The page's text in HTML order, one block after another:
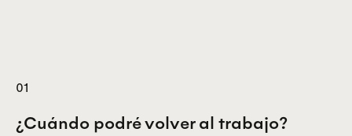
01
¿Cuándo podré volver al trabajo?